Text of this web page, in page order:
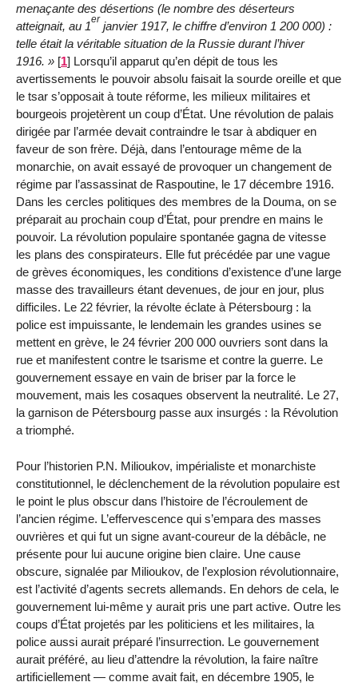
menaçante des désertions (le nombre des déserteurs
atteignait, au 1er janvier 1917, le chiffre d’environ 1 200 000) :
telle était la véritable situation de la Russie durant l’hiver
1916.
[1] Lorsqu’il apparut qu’en dépit de tous les
avertissements le pouvoir absolu faisait la sourde oreille et que
le tsar s’opposait à toute réforme, les milieux militaires et
bourgeois projetèrent un coup d’État. Une révolution de palais
dirigée par l’armée devait contraindre le tsar à abdiquer en
faveur de son frère. Déjà, dans l’entourage même de la
monarchie, on avait essayé de provoquer un changement de
régime par l’assassinat de Raspoutine, le 17 décembre 1916.
Dans les cercles politiques des membres de la Douma, on se
préparait au prochain coup d’État, pour prendre en mains le
pouvoir. La révolution populaire spontanée gagna de vitesse
les plans des conspirateurs. Elle fut précédée par une vague
de grèves économiques, les conditions d’existence d’une large
masse des travailleurs étant devenues, de jour en jour, plus
difficiles. Le 22 février, la révolte éclate à Pétersbourg : la
police est impuissante, le lendemain les grandes usines se
mettent en grève, le 24 février 200 000 ouvriers sont dans la
rue et manifestent contre le tsarisme et contre la guerre. Le
gouvernement essaye en vain de briser par la force le
mouvement, mais les cosaques observent la neutralité. Le 27,
la garnison de Pétersbourg passe aux insurgés : la Révolution
a triomphé.
Pour l’historien P.N. Milioukov, impérialiste et monarchiste
constitutionnel, le déclenchement de la révolution populaire est
le point le plus obscur dans l’histoire de l’écroulement de
l’ancien régime. L’effervescence qui s’empara des masses
ouvrières et qui fut un signe avant-coureur de la débâcle, ne
présente pour lui aucune origine bien claire. Une cause
obscure, signalée par Milioukov, de l’explosion révolutionnaire,
est l’activité d’agents secrets allemands. En dehors de cela, le
gouvernement lui-même y aurait pris une part active. Outre les
coups d’État projetés par les politiciens et les militaires, la
police aussi aurait préparé l’insurrection. Le gouvernement
aurait préféré, au lieu d’attendre la révolution, la faire naître
artificiellement — comme avait fait, en décembre 1905, le